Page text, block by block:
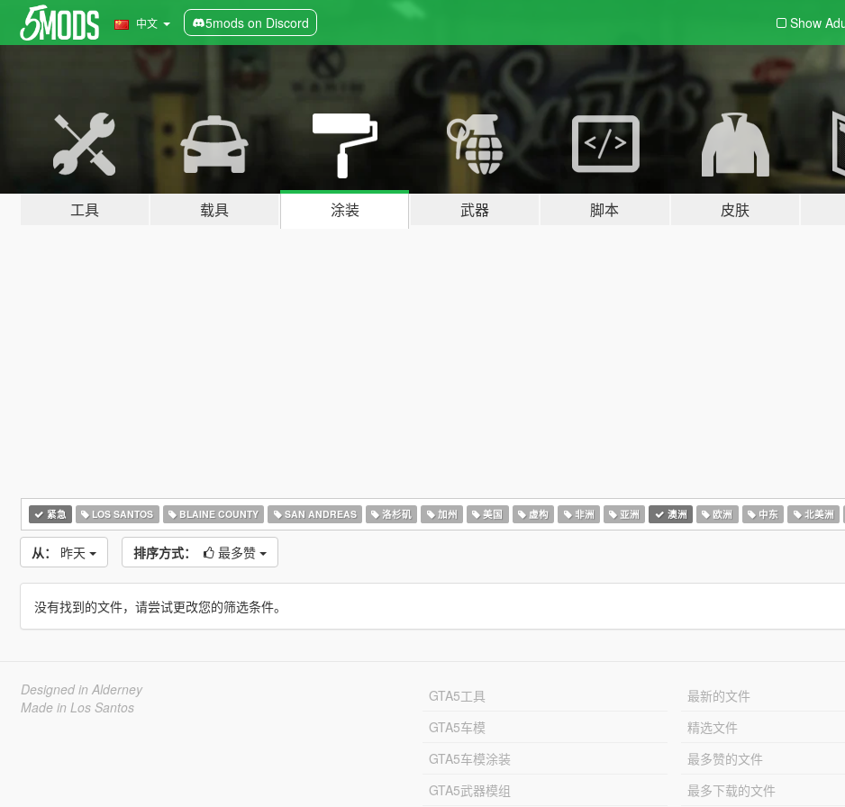
中文 5mods on Discord Show
工具 载具 涂装 武器 脚本 皮肤
紧急 LOS SANTOS BLAINE COUNTY SAN ANDREAS 洛杉矶 加州 美国 虚构 非洲 亚洲 澳洲 欧洲 中东 北美洲
从： 昨天 排序方式： 最多赞
没有找到的文件，请尝试更改您的筛选条件。
Designed in Alderney
Made in Los Santos
GTA5工具
GTA5车模
GTA5车模涂装
GTA5武器模组
最新的文件
精选文件
最多赞的文件
最多下载的文件